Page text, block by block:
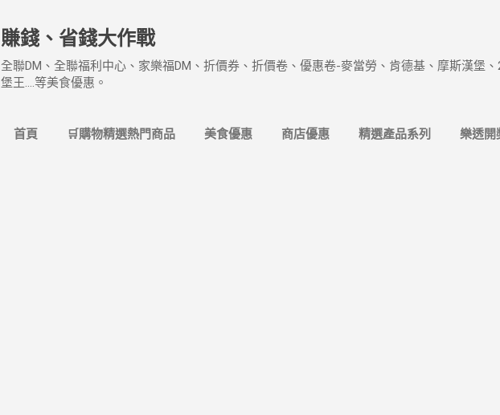
賺錢、省錢大作戰
全聯DM、全聯福利中心、家樂福DM、折價券、折價卷、優惠卷-麥當勞、肯德基、摩斯漢堡
堡王....等美食優惠。
首頁 🛒購物精選熱門商品 美食優惠 商店優惠 精選產品系列 樂透開